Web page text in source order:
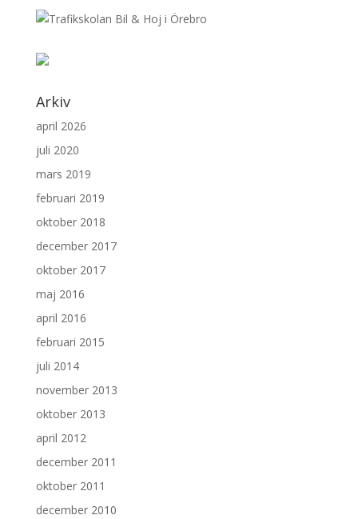
Arkiv
april 2026
juli 2020
mars 2019
februari 2019
oktober 2018
december 2017
oktober 2017
maj 2016
april 2016
februari 2015
juli 2014
november 2013
oktober 2013
april 2012
december 2011
oktober 2011
december 2010